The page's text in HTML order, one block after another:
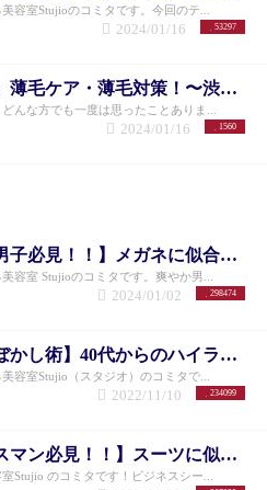
容室Stujioのコミタです。今回のテ...
53297
2024/01/16
『2026年最新！』薄毛ケア・薄毛対策！〜渋谷美容室〜実際にやってよかった薄毛ケア！！↓
んな方でも一度は思ったことありま...
1560
2024/01/16
【2026年メガネ男子必見！！】メガネに似合うメンズショートヘア10選
容室 Stujioのコミタです。爽やか男...
298474
2024/01/02
【メンズの白髪ぼかし術】40代からのハイライトカラーで格好良く白髪をぼかす方法とは！！
容室Stujio（スタジオ）のコミタで...
234099
2022/11/10
【30代〜ビジネスマン必見！！】スーツに似合うメンズパーマスタイル特集
Stujio のコミタです！ビジネスシー...